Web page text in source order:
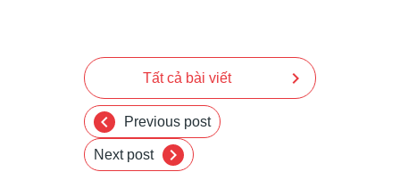
chevron_left Previous post
Tất cả bài viết chevron_right
Next post chevron_right